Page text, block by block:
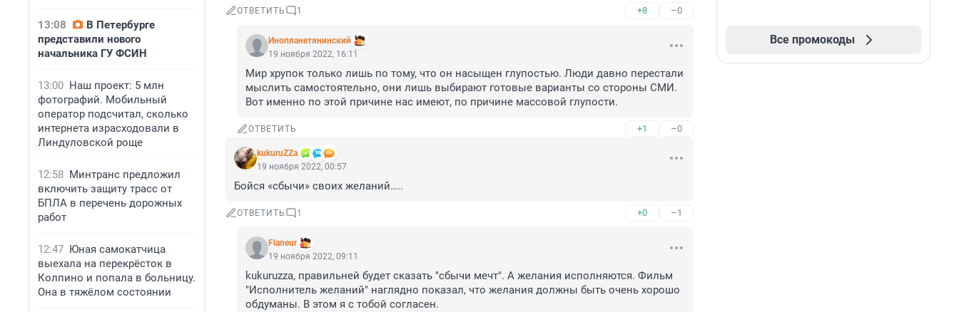
13:08
В Петербурге
представили нового
начальника ГУ ФСИН
13:00 Наш проект: 5 млн
фотографий. Мобильный
оператор подсчитал, сколько
интернета израсходовали в
Линдуловской роще
12:58 Минтранс предложил
включить защиту трасс от
БПЛА в перечень дорожных
работ
12:47 Юная самокатчица
выехала на перекрёсток в
Колпино и попала в больницу.
Она в тяжёлом состоянии
ОТВЕТИТЬ 1 +8 –0
Инопланетянинский
19 ноября 2022, 16:11
Мир хрупок только лишь по тому, что он насыщен глупостью. Люди давно перестали
мыслить самостоятельно, они лишь выбирают готовые варианты со стороны СМИ.
Вот именно по этой причине нас имеют, по причине массовой глупости.
ОТВЕТИТЬ +1 –0
kukuruZZa
19 ноября 2022, 00:57
Бойся «сбычи» своих желаний…..
ОТВЕТИТЬ 1 +0 –1
Flaneur
19 ноября 2022, 09:11
kukuruzza, правильней будет сказать "сбычи мечт". А желания исполняются. Фильм
"Исполнитель желаний" наглядно показал, что желания должны быть очень хорошо
обдуманы. В этом я с тобой согласен.
Все промокоды